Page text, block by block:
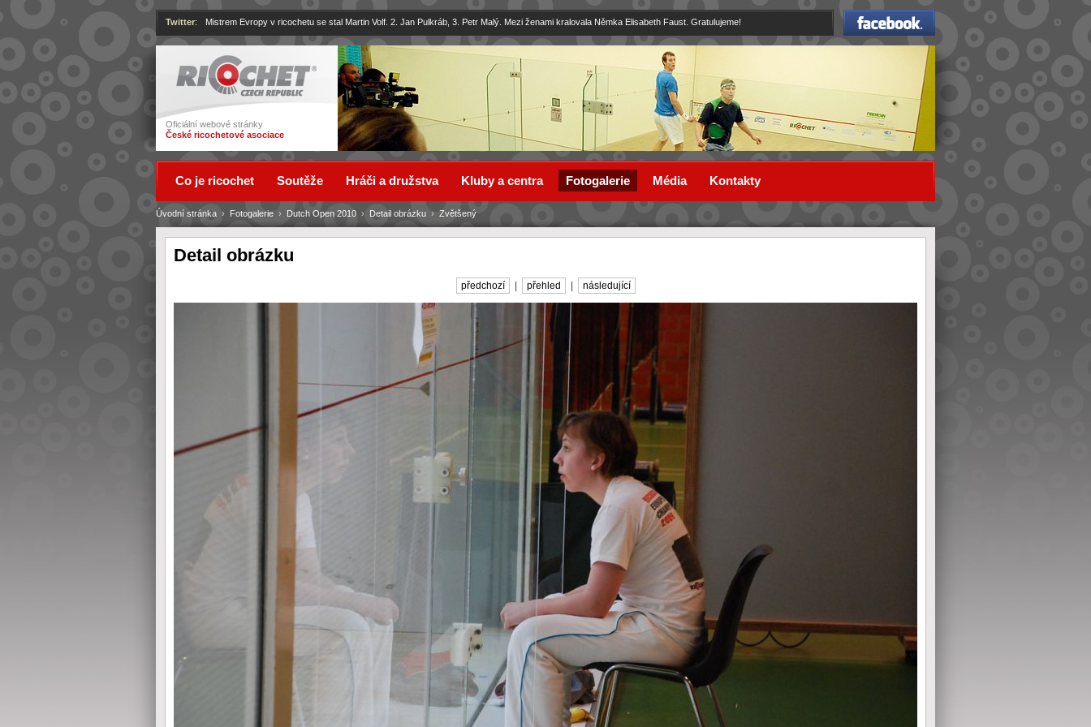
Ricochet
Oficiální webové stránky
České ricochetové asociace
Facebook
Twitter: Mistrem Evropy v ricochetu se stal Martin Volf. 2. Jan Pulkráb, 3. Petr Malý. Mezi ženami kralovala Němka Elisabeth Faust. Gratulujeme!
Detail obrázku
předchozí přehled následující
Úvodní stránka › Fotogalerie › Dutch Open 2010 › Detail obrázku › Zvětšený
Co je ricochet Soutěže Hráči a družstva Kluby a centra Fotogalerie Média Kontakty